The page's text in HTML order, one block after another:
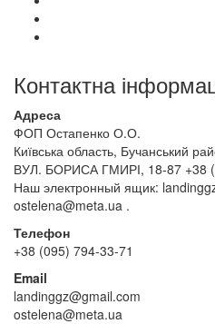
Контактна
Адреса
ФОП Остапенко О.О.
Київська область, Бучанський
ВУЛ. БОРИСА ГМИРІ, 18-87 +38
Наш электронный ящик:
ostelena@meta.ua .
Телефон
+38 (095) 794-33-71
Email
landinggz@gmail.com
ostelena@meta.ua